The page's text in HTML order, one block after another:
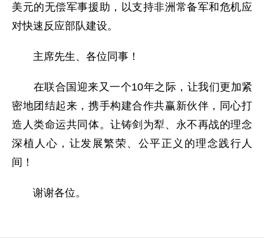
美元的无偿军事援助，以支持非洲常备军和危机应
对快速反应部队建设。
主席先生、各位同事！
在联合国迎来又一个10年之际，让我们更加紧
密地团结起来，携手构建合作共赢新伙伴，同心打
造人类命运共同体。让铸剑为犁、永不再战的理念
深植人心，让发展繁荣、公平正义的理念践行人
间！
谢谢各位。